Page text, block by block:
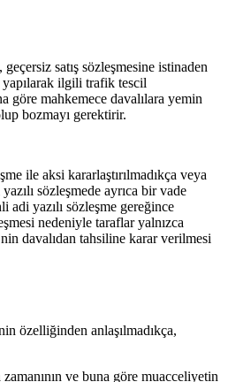
satış sözleşmesine istinaden
yapılarak ilgili trafik tescil
göre mahkemece davalılara yemin
bozmayı gerektirir.
ile aksi kararlaştırılmadıkça veya
sözleşmede ayrıca bir vade
adi yazılı sözleşme gereğince
nedeniyle taraflar yalnızca
davalıdan tahsiline karar verilmesi
özelliğinden anlaşılmadıkça,
ve buna göre muacceliyetin